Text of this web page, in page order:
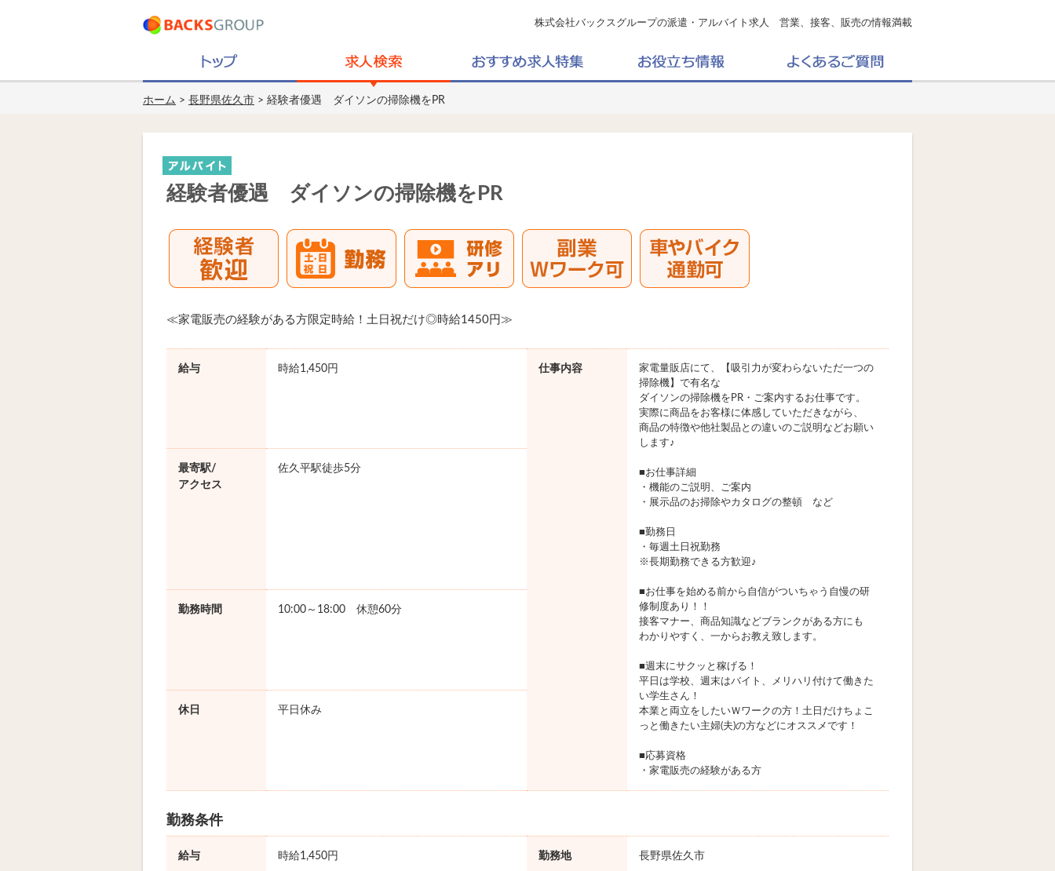
株式会社バックスグループの派遣・アルバイト求人 営業、接客、販売の情報満載
ホーム > 長野県佐久市 > 経験者優遇 ダイソンの掃除機をPR
経験者優遇 ダイソンの掃除機をPR
≪家電販売の経験がある方限定時給！土日祝だけ◎時給1450円≫
給与 時給1,450円 仕事内容
家電量販店にて、【吸引力が変わらないただ一つの
掃除機】で有名な
ダイソンの掃除機をPR・ご案内するお仕事です。
実際に商品をお客様に体感していただきながら、
商品の特徴や他社製品との違いのご説明などお願い
します♪
■お仕事詳細
・機能のご説明、ご案内
・展示品のお掃除やカタログの整頓 など
■勤務日
・毎週土日祝勤務
※長期勤務できる方歓迎♪
■お仕事を始める前から自信がついちゃう自慢の研
修制度あり！！
接客マナー、商品知識などブランクがある方にも
わかりやすく、一からお教え致します。
■週末にサクッと稼げる！
平日は学校、週末はバイト、メリハリ付けて働きた
い学生さん！
本業と両立をしたいＷワークの方！土日だけちょこ
っと働きたい主婦(夫)の方などにオススメです！
■応募資格
・家電販売の経験がある方
最寄駅/
アクセス
佐久平駅徒歩5分
勤務時間 10:00～18:00 休憩60分
休日 平日休み
勤務条件
給与 時給1,450円 勤務地 長野県佐久市